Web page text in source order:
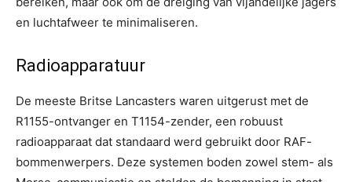
en luchtafweer te minimaliseren.
Radioapparatuur
De meeste Britse Lancasters waren uitgerust met de
R1155-ontvanger en T1154-zender, een robuust
radioapparaat dat standaard werd gebruikt door RAF-
bommenwerpers. Deze systemen boden zowel stem- als